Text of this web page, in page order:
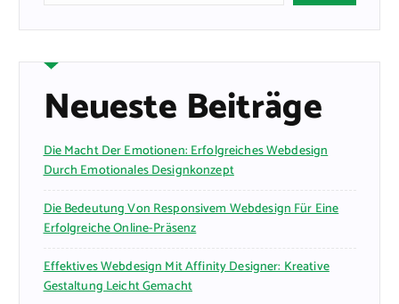
Neueste Beiträge
Die Macht Der Emotionen: Erfolgreiches Webdesign
Durch Emotionales Designkonzept
Die Bedeutung Von Responsivem Webdesign Für Eine
Erfolgreiche Online-Präsenz
Effektives Webdesign Mit Affinity Designer: Kreative
Gestaltung Leicht Gemacht